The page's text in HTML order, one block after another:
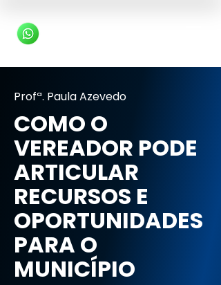
Profª. Paula Azevedo
COMO O
VEREADOR PODE
ARTICULAR
RECURSOS E
OPORTUNIDADES
PARA O
MUNICÍPIO